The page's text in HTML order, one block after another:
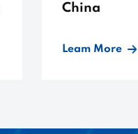
China
Leam More